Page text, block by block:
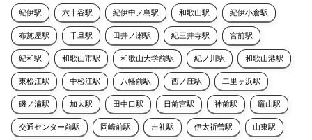
紀伊駅 六十谷駅 紀伊中ノ島駅 和歌山駅 紀伊小倉駅
布施屋駅 千旦駅 田井ノ瀬駅 紀三井寺駅 宮前駅
紀和駅 和歌山市駅 和歌山大学前駅 紀ノ川駅 和歌山港駅
東松江駅 中松江駅 八幡前駅 西ノ庄駅 二里ヶ浜駅
磯ノ浦駅 加太駅 田中口駅 日前宮駅 神前駅 竈山駅
交通センター前駅 岡崎前駅 吉礼駅 伊太祈曽駅 山東駅